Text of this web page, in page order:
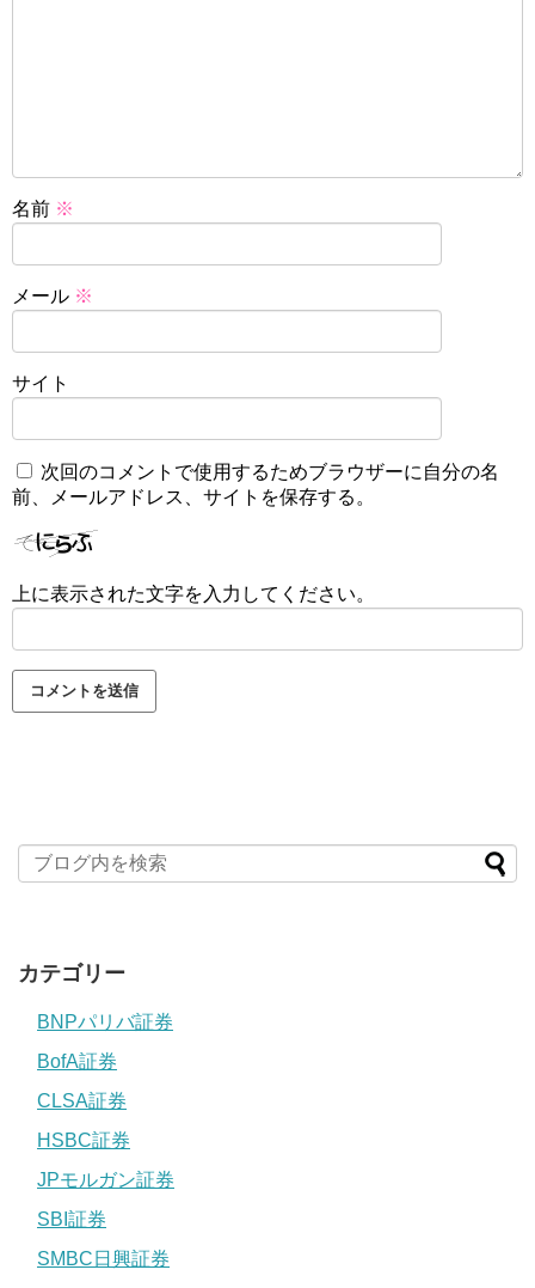
名前 ※
メール ※
サイト
次回のコメントで使用するためブラウザーに自分の名
前、メールアドレス、サイトを保存する。
上に表示された文字を入力してください。
カテゴリー
BNPパリバ証券
BofA証券
CLSA証券
HSBC証券
JPモルガン証券
SBI証券
SMBC日興証券